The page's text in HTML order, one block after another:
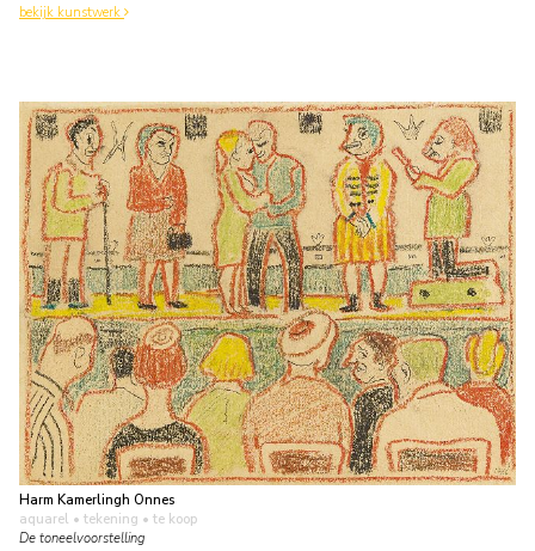
bekijk kunstwerk
Harm Kamerlingh Onnes
aquarel • tekening • te koop
De toneelvoorstelling